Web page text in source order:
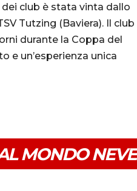
club è stata vinta dallo
Tutzing (Baviera). Il club
durante la Coppa del
e un’esperienza unica
MONDO NEVE